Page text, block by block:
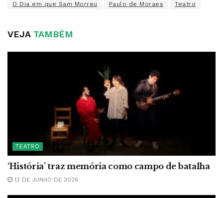
O Dia em que Sam Morreu Paulo de Moraes Teatro
VEJATAMBÉM
TEATRO
‘História’ traz memória como campo de batalha
12 DE JUNHO DE 2026